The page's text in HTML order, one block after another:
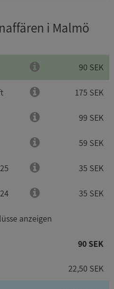
i Malmö
90 SEK
175 SEK
99 SEK
59 SEK
35 SEK
35 SEK
anzeigen
90 SEK
22,50 SEK